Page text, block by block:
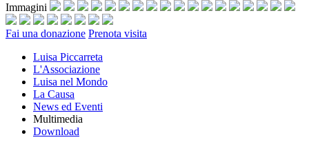
Immagini
Fai una donazione Prenota visita
Luisa Piccarreta
L'Associazione
Luisa nel Mondo
La Causa
News ed Eventi
Multimedia
Download